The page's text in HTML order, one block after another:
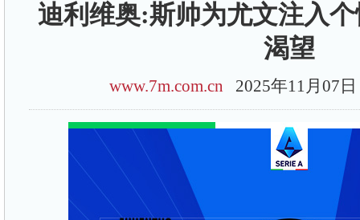
迪利维奥:斯帅为尤文注入
渴望
www.7m.com.cn 2025年11月07